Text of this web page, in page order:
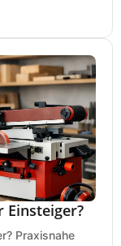
Einsteiger?
Praxisnahe